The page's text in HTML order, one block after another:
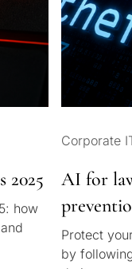
2025
how
Corporate
AI for
Protect
by